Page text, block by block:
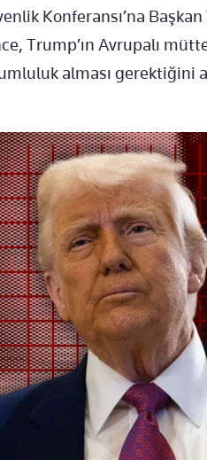
Konferansı’na
Trump’ın Avrupalı
alması gerektiğini